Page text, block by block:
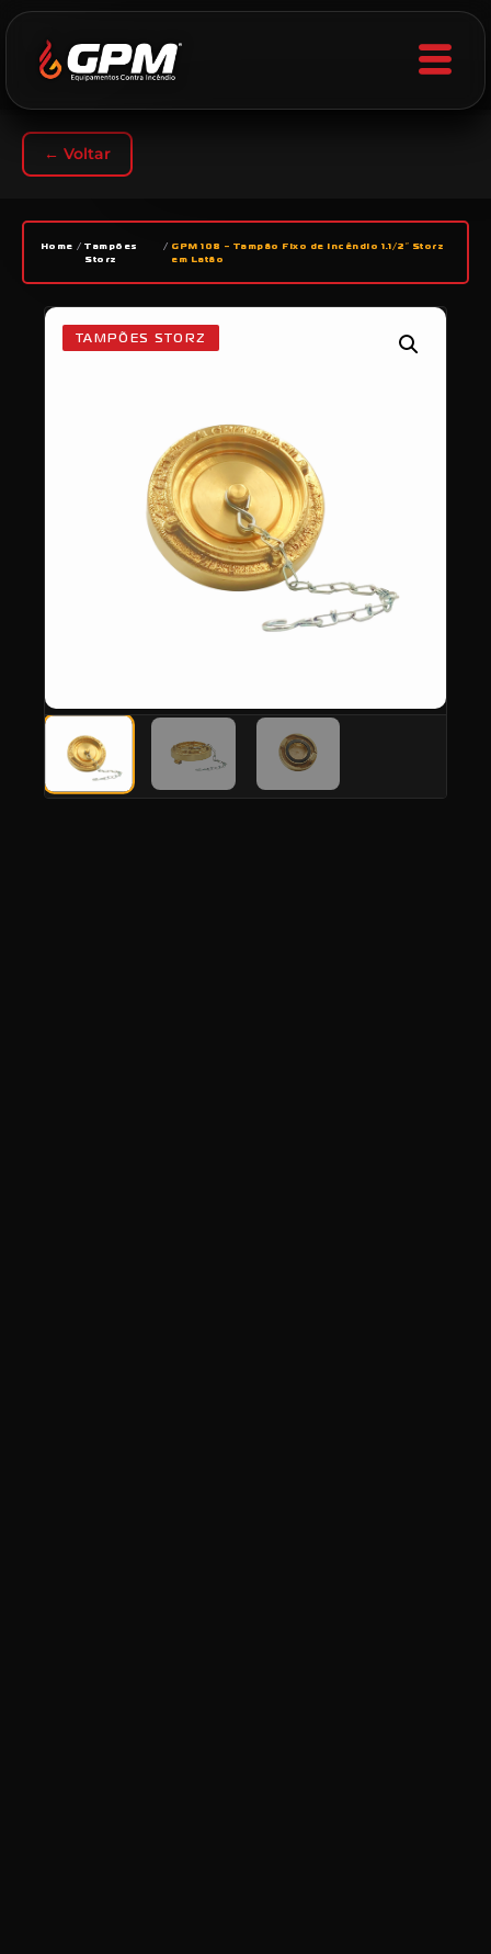
← Voltar
Home / Tampões
Storz
/ GPM 108 – Tampão Fixo de Incêndio 1.1/2″ Storz
em Latão
TAMPÕES STORZ